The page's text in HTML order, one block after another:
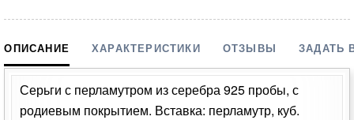
ОПИСАНИЕ ХАРАКТЕРИСТИКИ ОТЗЫВЫ ЗАДАТЬ
Серьги с перламутром из серебра 925 пробы, с
родиевым покрытием. Вставка: перламутр, куб.